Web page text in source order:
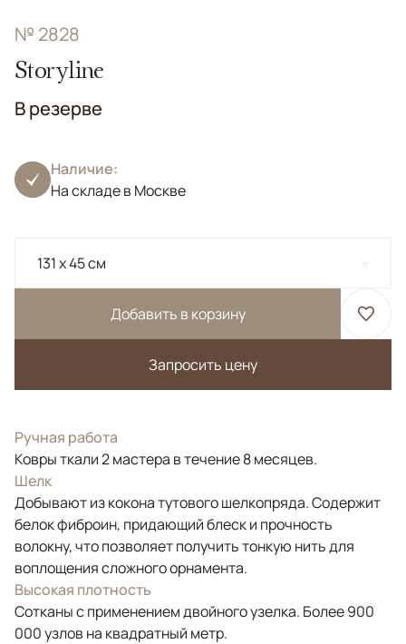
№ 2828
Storyline
В резерве
Наличие:
На складе в Москве
131 x 45 см
Добавить в корзину
Запросить цену
Ручная работа
Ковры ткали 2 мастера в течение 8 месяцев.
Шелк
Добывают из кокона тутового шелкопряда. Содержит
белок фиброин, придающий блеск и прочность
волокну, что позволяет получить тонкую нить для
воплощения сложного орнамента.
Высокая плотность
Сотканы с применением двойного узелка. Более 900
000 узлов на квадратный метр.